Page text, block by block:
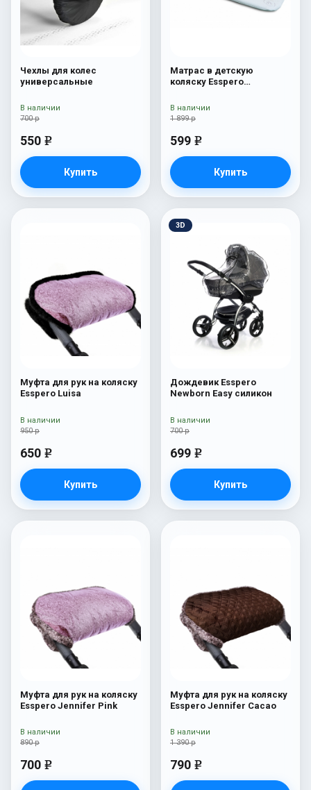
Чехлы для колес
универсальные
700 р
550 e
Купить
В наличии
Матрас в детскую
коляску Esspero
XL
1 899 р
599 e
Купить
В наличии
Муфта для рук на коляску
Esspero Luisa
950 р
650 e
Купить
В наличии
3D
Дождевик Esspero
Newborn Easy силикон
700 р
699 e
Купить
В наличии
Муфта для рук на коляску
Esspero Jennifer Pink
890 р
700 e
В наличии
Муфта для рук на коляску
Esspero Jennifer Cacao
1 390 р
790 e
В наличии